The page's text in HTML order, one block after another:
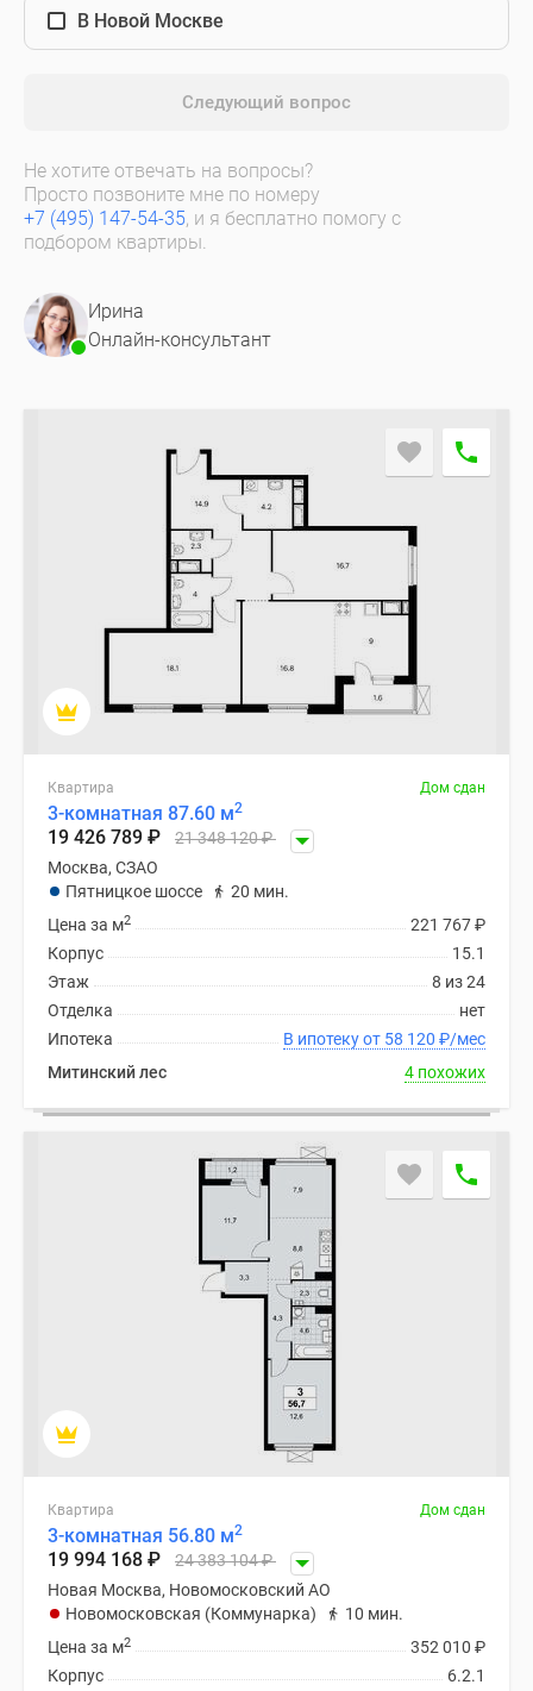
В Новой Москве
Следующий вопрос
Не хотите отвечать на вопросы?
Просто позвоните мне по номеру
+7 (495) 147-54-35, и я бесплатно помогу с
подбором квартиры.
Ирина
Онлайн-консультант
Квартира Дом сдан
3-комнатная 87.60 м2
19 426 789 ₽ 21 348 120₽
Москва, СЗАО
Пятницкое шоссе
20 мин.
221 767₽
Цена за м2
15.1
Корпус
8 из 24
Этаж
нет
Отделка
В ипотеку от 58 120 ₽/мес
Ипотека
Митинский лес
4 похожих
Квартира Дом сдан
3-комнатная 56.80 м2
19 994 168 ₽ 24 383 104₽
Новая Москва, Новомосковский АО
Новомосковская (Коммунарка)
10 мин.
352 010 ₽
Цена за м2
6.2.1
Корпус